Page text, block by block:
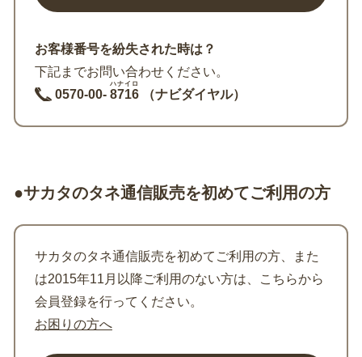
お客様番号を紛失された時は？
下記までお問い合わせください。
0570-00- 8716
ハナイロ
（ナビダイヤル）
●サカタのタネ通信販売を初めてご利用の方
サカタのタネ通信販売を初めてご利用の方、また
は2015年11月以降ご利用のない方は、こちらから
会員登録を行ってください。
お困りの方へ